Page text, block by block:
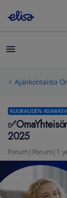
Ajankohtaista
KUUKAUDEN
2025
Forum|Forum|1